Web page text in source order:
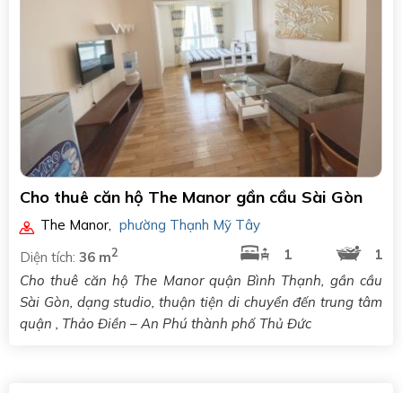
Cho thuê căn hộ The Manor gần cầu Sài Gòn
The Manor, phường Thạnh Mỹ Tây
Diện tích: 36 m2 1
1
Cho thuê căn hộ The Manor quận Bình Thạnh, gần cầu
Sài Gòn, dạng studio, thuận tiện di chuyển đến trung tâm
quận , Thảo Điền – An Phú thành phố Thủ Đức